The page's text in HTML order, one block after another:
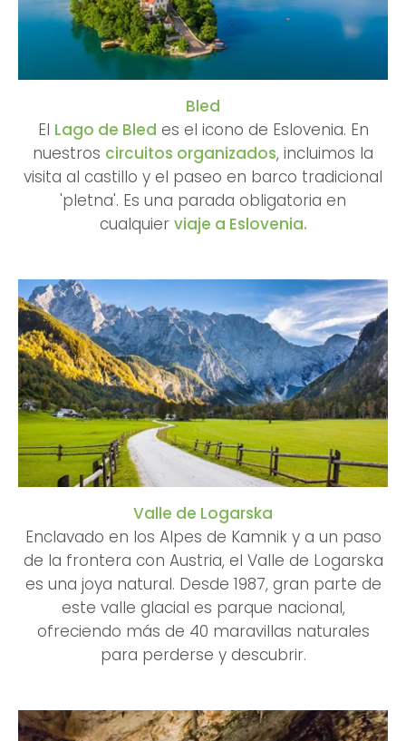
Bled
El Lago de Bled es el icono de Eslovenia. En
nuestros circuitos organizados, incluimos la
visita al castillo y el paseo en barco tradicional
'pletna'. Es una parada obligatoria en
cualquier viaje a Eslovenia.
Valle de Logarska
Enclavado en los Alpes de Kamnik y a un paso
de la frontera con Austria, el Valle de Logarska
es una joya natural. Desde 1987, gran parte de
este valle glacial es parque nacional,
ofreciendo más de 40 maravillas naturales
para perderse y descubrir.